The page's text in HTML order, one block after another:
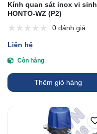
Kính quan sát inox vi sinh
HONTO-WZ (P2)
0 đánh giá
Liên hệ
Còn hàng
Thêm giỏ hàng